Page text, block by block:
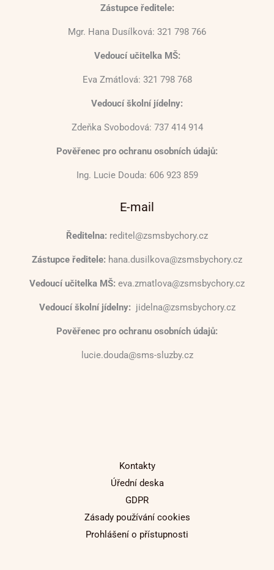
Zástupce ředitele:
Mgr. Hana Dusílková: 321 798 766
Vedoucí učitelka MŠ:
Eva Zmátlová: 321 798 768
Vedoucí školní jídelny:
Zdeňka Svobodová: 737 414 914
Pověřenec pro ochranu osobních údajů:
Ing. Lucie Douda: 606 923 859
E-mail
Ředitelna: reditel@zsmsbychory.cz
Zástupce ředitele: hana.dusilkova@zsmsbychory.cz
Vedoucí učitelka MŠ: eva.zmatlova@zsmsbychory.cz
Vedoucí školní jídelny: jidelna@zsmsbychory.cz
Pověřenec pro ochranu osobních údajů:
lucie.douda@sms-sluzby.cz
Kontakty
Úřední deska
GDPR
Zásady používání cookies
Prohlášení o přístupnosti